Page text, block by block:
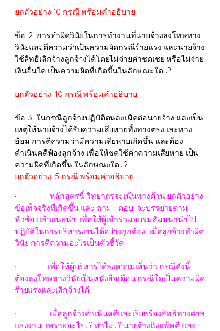
ยกตัวอย่าง 10 กรณี พร้อมคำอธิบาย
ข้อ. 2 การทำผิดวินัยในการทำงานที่นายจ้างลงโทษทาง
วินัยและตีความว่าเป็นความผิดกรณีร้ายแรง และนายจ้าง
ใช้สิทธิเลิกจ้างลูกจ้างได้โดยไม่จ่ายค่าชดเชย หรือไม่จ่าย
เงินอื่นใด เป็นความผิดที่เกิดขึ้นในลักษณะใด...?
ยกตัวอย่าง 10 กรณี พร้อมคำอธิบาย
ข้อ. 3 ในกรณีลูกจ้างปฏิบัติตนละเมิดต่อนายจ้าง และเป็น
เหตุให้นายจ้างได้รับความเสียหายทั้งทางตรงและทาง
อ้อม การตีความว่ามีความเสียหายเกิดขึ้น และต้อง
ดำเนินคดีฟ้องลูกจ้าง เพื่อให้ชดใช้ค่าความเสียหาย เป็น
ความผิดที่เกิดขึ้น ในลักษณะใด...?
ยกตัวอย่าง 5 กรณี พร้อมคำอธิบาย
·
หลักสูตรนี้ วิทยากรจะเน้นทางด้าน ยกตัวอย่าง
ข้อเท็จจริงที่เกิดขึ้น และ ถาม - ตอบ จะบรรยายตาม
หัวข้อ แล้วแนะนำ เพื่อให้ผู้เข้าร่วมอบรมสัมมนานำไป
ปฏิบัติในการบริหารงานได้อย่างถูกต้อง เมื่อลูกจ้างทำผิด
วินัย การตีความอะไรเป็นตัวชี้วัด
· เพื่อให้ผู้บริหารได้ลงความเห็นว่า กรณีดังนี้
ต้องลงโทษทางวินัยเป็นหนังสือเตือน กรณีใดเป็นความผิด
ร้ายแรงและเลิกจ้างได้
· เมื่อลูกจ้างดำเนินคดีและเรียกร้องสิทธิทางศาล
แรงงาน เพราะอะไร...? ทำไม...? นายจ้างถึงแพ้คดี และ